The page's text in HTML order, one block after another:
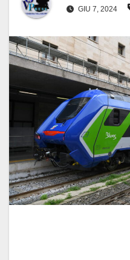
GIU 7, 2024